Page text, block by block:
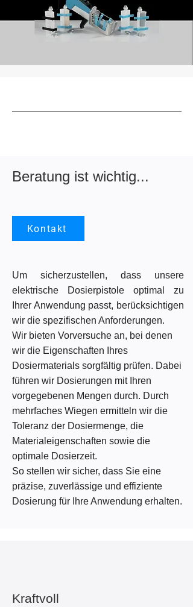
Beratung ist wichtig...
Kontakt
Um sicherzustellen, dass unsere
elektrische Dosierpistole optimal zu
Ihrer Anwendung passt, berücksichtigen
wir die spezifischen Anforderungen.
Wir bieten Vorversuche an, bei denen
wir die Eigenschaften Ihres
Dosiermaterials sorgfältig prüfen. Dabei
führen wir Dosierungen mit Ihren
vorgegebenen Mengen durch. Durch
mehrfaches Wiegen ermitteln wir die
Toleranz der Dosiermenge, die
Materialeigenschaften sowie die
optimale Dosierzeit.
So stellen wir sicher, dass Sie eine
präzise, zuverlässige und effiziente
Dosierung für Ihre Anwendung erhalten.
Kraftvoll